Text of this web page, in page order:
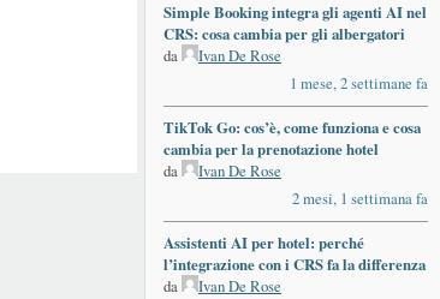
Simple Booking integra gli agenti AI nel
CRS: cosa cambia per gli albergatori
da
Ivan De Rose
1 mese, 2 settimane fa
TikTok Go: cos’è, come funziona e cosa
cambia per la prenotazione hotel
da
Ivan De Rose
2 mesi, 1 settimana fa
Assistenti AI per hotel: perché
l’integrazione con i CRS fa la differenza
da
Ivan De Rose